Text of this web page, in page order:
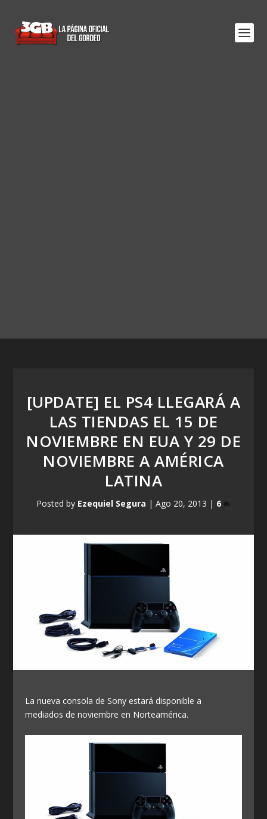
[UPDATE] EL PS4 LLEGARÁ A
LAS TIENDAS EL 15 DE
NOVIEMBRE EN EUA Y 29 DE
NOVIEMBRE A AMÉRICA
LATINA
Posted by Ezequiel Segura | Ago 20, 2013 | 6
La nueva consola de Sony estará disponible a
mediados de noviembre en Norteamérica.